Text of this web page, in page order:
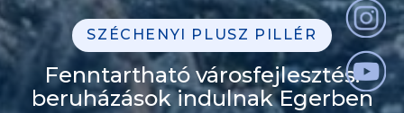
SZÉCHENYI PLUSZ PILLÉR
Fenntartható városfejlesztés:
beruházások indulnak Egerben